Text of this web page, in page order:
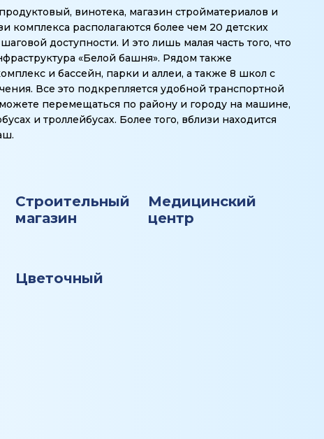
винотека, магазин стройматериалов и
комплекса располагаются более чем 20 детских
доступности. И это лишь малая часть того, что
«Белой башня». Рядом также
и бассейн, парки и аллеи, а также 8 школ с
Все это подкрепляется удобной транспортной
перемещаться по району и городу на машине,
и троллейбусах. Более того, вблизи находится
Строительный
магазин
Медицинский
центр
Цветочный